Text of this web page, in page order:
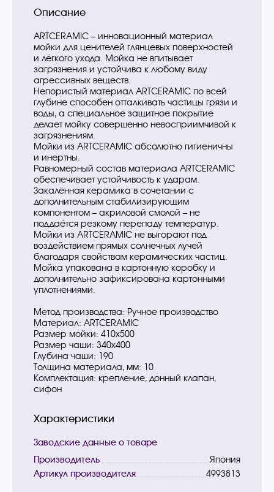
Описание
ARTCERAMIC – инновационный материал
мойки для ценителей глянцевых поверхностей
и лёгкого ухода. Мойка не впитывает
загрязнения и устойчива к любому виду
агрессивных веществ.
Непористый материал ARTCERAMIC по всей
глубине способен отталкивать частицы грязи и
воды, а специальное защитное покрытие
делает мойку совершенно невосприимчивой к
загрязнениям.
Мойки из ARTCERAMIC абсолютно гигиеничны
и инертны.
Равномерный состав материала ARTCERAMIC
обеспечивает устойчивость к ударам.
Закалённая керамика в сочетании с
дополнительным стабилизирующим
компонентом – акриловой смолой – не
поддаётся резкому перепаду температур.
Мойки из ARTCERAMIC не выгорают под
воздействием прямых солнечных лучей
благодаря свойствам керамических частиц.
Мойка упакована в картонную коробку и
дополнительно зафиксирована картонными
уплотнениями.
Метод производства: Ручное производство
Материал: ARTCERAMIC
Размер мойки: 410х500
Размер чаши: 340x400
Глубина чаши: 190
Толщина материала, мм: 10
Комплектация: крепление, донный клапан,
сифон
Характеристики
Заводские данные о товаре
Производитель
Япония
Артикул производителя
4993813